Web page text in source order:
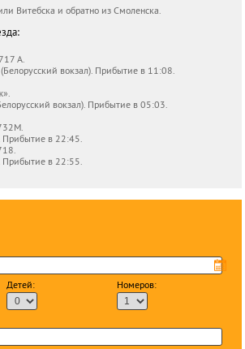
Витебска и обратно из Смоленска.
А.
вокзал). Прибытие в 11:08.
вокзал). Прибытие в 05:03.
в 22:45.
в 22:55.
Детей: Номеров: